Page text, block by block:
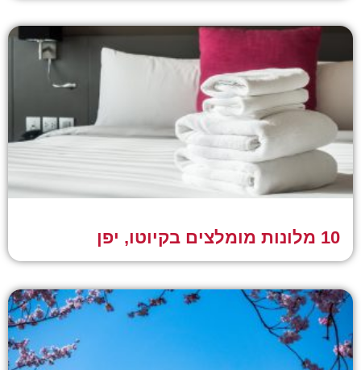
10 מלונות מומלצים בקיוטו, יפן